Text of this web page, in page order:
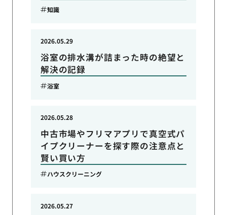
知識
浴室の排水溝が詰まった時の絶望と
解決の記録
2026.05.29
浴室
中古市場やフリマアプリで真空式パ
イプクリーナーを探す際の注意点と
賢い買い方
2026.05.28
ハウスクリーニング
2026.05.27